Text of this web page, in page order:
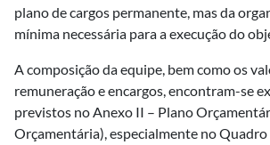
plano de cargos permanente, mas da
mínima necessária para a execução do
A composição da equipe, bem como os
remuneração e encargos, encontram-se
previstos no Anexo II – Plano
Orçamentária), especialmente no Quadro